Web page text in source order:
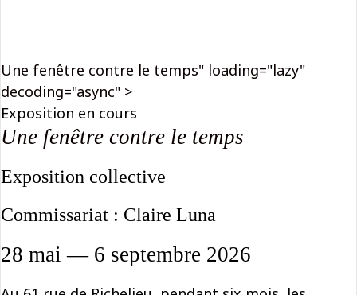
Une fenêtre contre le temps" loading="lazy"
decoding="async" >
Exposition en cours
Une fenêtre contre le temps
Exposition collective
Commissariat : Claire Luna
28 mai — 6 septembre 2026